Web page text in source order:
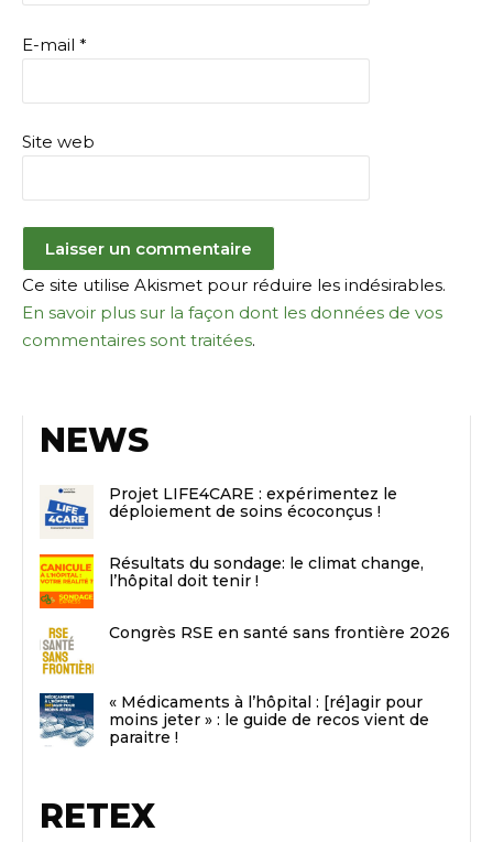
E-mail *
Site web
Ce site utilise Akismet pour réduire les indésirables.
En savoir plus sur la façon dont les données de vos
commentaires sont traitées.
NEWS
Projet LIFE4CARE : expérimentez le
déploiement de soins écoconçus !
Résultats du sondage: le climat change,
l’hôpital doit tenir !
Congrès RSE en santé sans frontière 2026
« Médicaments à l’hôpital : [ré]agir pour
moins jeter » : le guide de recos vient de
paraitre !
RETEX